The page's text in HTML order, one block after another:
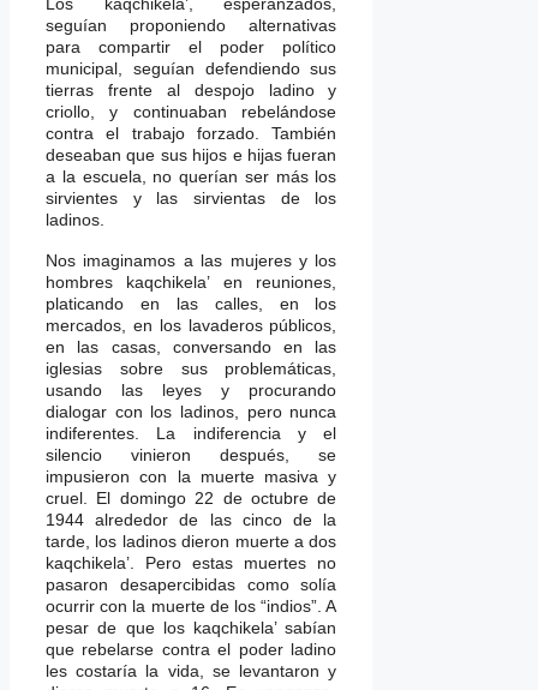
seguían proponiendo alternativas
para compartir el poder político
municipal, seguían defendiendo sus
tierras frente al despojo ladino y
criollo, y continuaban rebelándose
contra el trabajo forzado. También
deseaban que sus hijos e hijas fueran
a la escuela, no querían ser más los
sirvientes y las sirvientas de los
ladinos.
Nos imaginamos a las mujeres y los
hombres kaqchikela’ en reuniones,
platicando en las calles, en los
mercados, en los lavaderos públicos,
en las casas, conversando en las
iglesias sobre sus problemáticas,
usando las leyes y procurando
dialogar con los ladinos, pero nunca
indiferentes. La indiferencia y el
silencio vinieron después, se
impusieron con la muerte masiva y
cruel. El domingo 22 de octubre de
1944 alrededor de las cinco de la
tarde, los ladinos dieron muerte a dos
kaqchikela’. Pero estas muertes no
pasaron desapercibidas como solía
ocurrir con la muerte de los “indios”. A
pesar de que los kaqchikela’ sabían
que rebelarse contra el poder ladino
les costaría la vida, se levantaron y